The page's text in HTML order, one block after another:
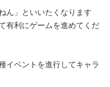
ん」といいたくなります
有利にゲームを進めてくだ
イベントを進行してキャラ